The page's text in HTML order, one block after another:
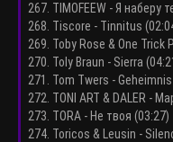
267. TIMOFEEW - Я наберу
268. Tiscore - Tinnitus
269. Toby Rose & One Trick
270. Toly Braun - Sierra
271. Tom Twers -
272. TONI ART & DALER -
273. TORA - Не твоя (03:27)
274. Toricos & Leusin -